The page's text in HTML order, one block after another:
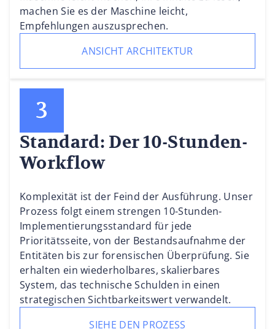
machen Sie es der Maschine leicht,
Empfehlungen auszusprechen.
ANSICHT ARCHITEKTUR
Standard: Der 10-Stunden-
Workflow
Komplexität ist der Feind der Ausführung. Unser
Prozess folgt einem strengen 10-Stunden-
Implementierungsstandard für jede
Prioritätsseite, von der Bestandsaufnahme der
Entitäten bis zur forensischen Überprüfung. Sie
erhalten ein wiederholbares, skalierbares
System, das technische Schulden in einen
strategischen Sichtbarkeitswert verwandelt.
SIEHE DEN PROZESS